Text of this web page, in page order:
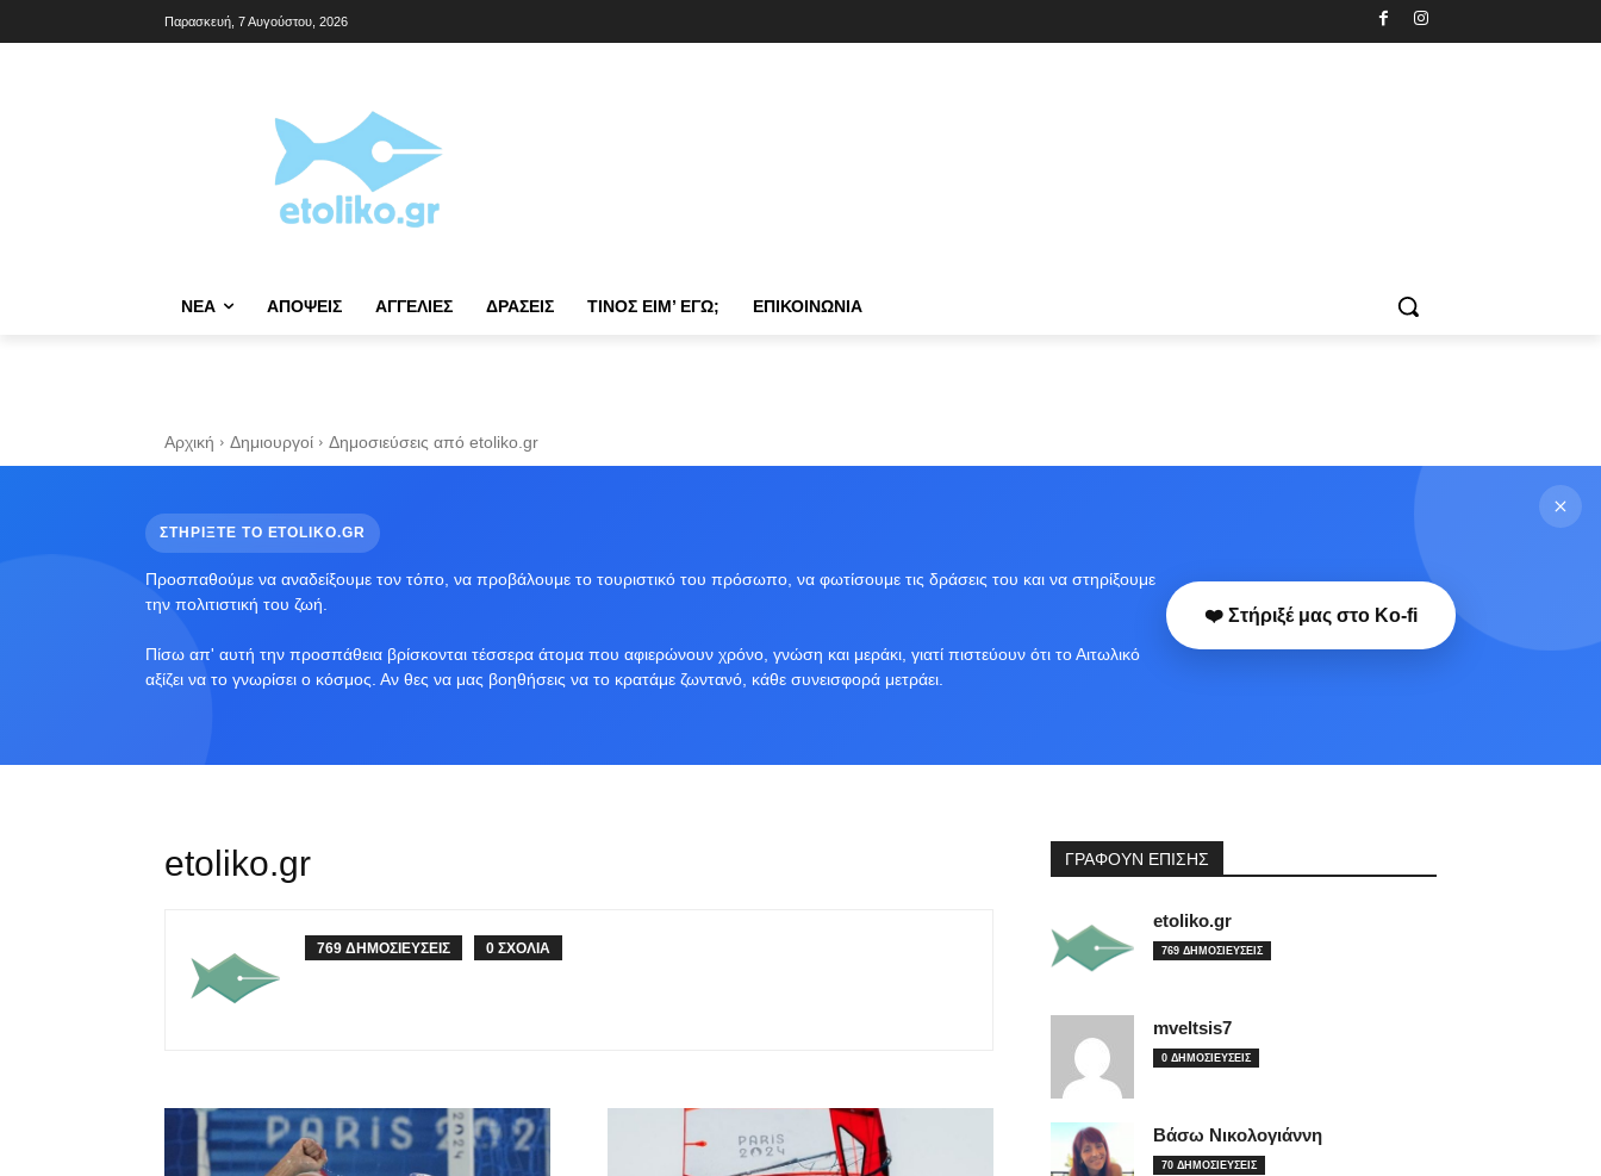
Παρασκευή, 7 Αυγούστου, 2026
NΈΑ ΑΠΌΨΕΙΣ ΑΓΓΕΛΊΕΣ ΔΡΆΣΕΙΣ ΤΊΝΟΣ ΕΊΜ’ ΕΓΏ; ΕΠΙΚΟΙΝΩΝΊΑ
Αρχική Δημιουργοί Δημοσιεύσεις από etoliko.gr
ΣΤΗΡΙΞΤΕ ΤΟ ETOLIKO.GR
Προσπαθούμε να αναδείξουμε τον τόπο, να προβάλουμε το τουριστικό του πρόσωπο, να φωτίσουμε τις δράσεις του και να στηρίξουμε
την πολιτιστική του ζωή.
Πίσω απ' αυτή την προσπάθεια βρίσκονται τέσσερα άτομα που αφιερώνουν χρόνο, γνώση και μεράκι, γιατί πιστεύουν ότι το Αιτωλικό
αξίζει να το γνωρίσει ο κόσμος. Αν θες να μας βοηθήσεις να το κρατάμε ζωντανό, κάθε συνεισφορά μετράει.
❤️ Στήριξέ μας στο Ko-fi
etoliko.gr
769 ΔΗΜΟΣΙΕΥΣΕΙΣ 0 ΣΧΟΛΙΑ
ΓΡΑΦΟΥΝ ΕΠΙΣΗΣ
etoliko.gr
769 ΔΗΜΟΣΙΕΥΣΕΙΣ
mveltsis7
0 ΔΗΜΟΣΙΕΥΣΕΙΣ
Βάσω Νικολογιάννη
70 ΔΗΜΟΣΙΕΥΣΕΙΣ